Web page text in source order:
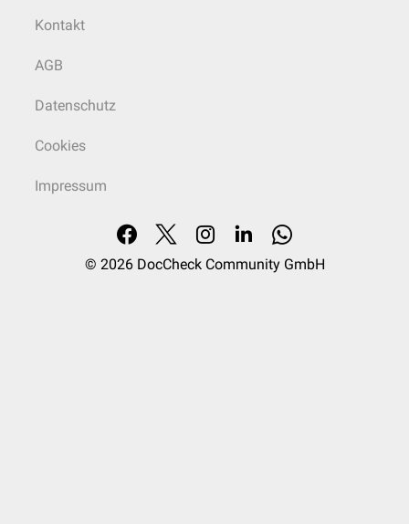
Kontakt
AGB
Datenschutz
Cookies
Impressum
© 2026 DocCheck Community GmbH